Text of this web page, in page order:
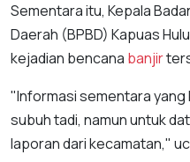
Sementara itu, Kepala
Daerah (BPBD) Kapuas
kejadian bencana banjir
"Informasi sementara yang
subuh tadi, namun untuk
laporan dari kecamatan,"